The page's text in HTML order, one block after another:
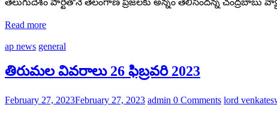
Read more
ap news general
తిరుమల వివరాలు 26 ఫిబ్రవరి 2023
February 27, 2023February 27, 2023 admin 0 Comments lord